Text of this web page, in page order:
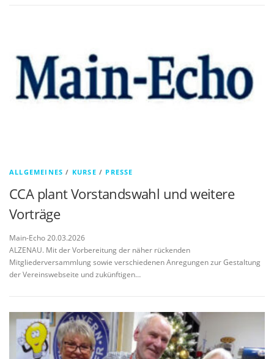
ALLGEMEINES / KURSE / PRESSE
CCA plant Vorstandswahl und weitere
Vorträge
Main-Echo 20.03.2026
ALZENAU. Mit der Vorbereitung der näher rückenden
Mitgliederversammlung sowie verschiedenen Anregungen zur Gestaltung
der Vereinswebseite und zukünftigen…